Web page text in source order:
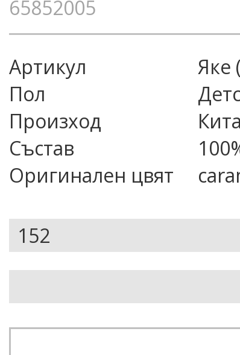
65852005
Артикул
Пол
Произход
Състав
Оригинален цвят